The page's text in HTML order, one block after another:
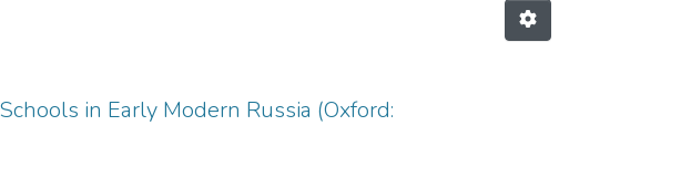
in Early Modern Russia (Oxford: